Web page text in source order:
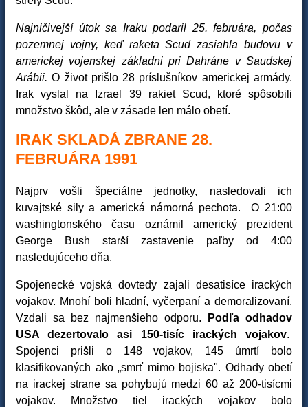
Najničivejší útok sa Iraku podaril 25. februára, počas
pozemnej vojny, keď raketa Scud zasiahla budovu v
americkej vojenskej základni pri Dahráne v Saudskej
Arábii. O život prišlo 28 príslušníkov americkej armády.
Irak vyslal na Izrael 39 rakiet Scud, ktoré spôsobili
množstvo škôd, ale v zásade len málo obetí.
IRAK SKLADÁ ZBRANE 28.
FEBRUÁRA 1991
Najprv vošli špeciálne jednotky, nasledovali ich
kuvajtské sily a americká námorná pechota. O 21:00
washingtonského času oznámil americký prezident
George Bush starší zastavenie paľby od 4:00
nasledujúceho dňa.
Spojenecké vojská dovtedy zajali desatisíce irackých
vojakov. Mnohí boli hladní, vyčerpaní a demoralizovaní.
Vzdali sa bez najmenšieho odporu.
Podľa odhadov
USA dezertovalo asi 150-tisíc irackých vojakov.
Spojenci prišli o 148 vojakov, 145 úmrtí bolo
klasifikovaných ako „smrť mimo bojiska". Odhady obetí
na irackej strane sa pohybujú medzi 60 až 200-tisícmi
vojakov. Množstvo tiel irackých vojakov bolo